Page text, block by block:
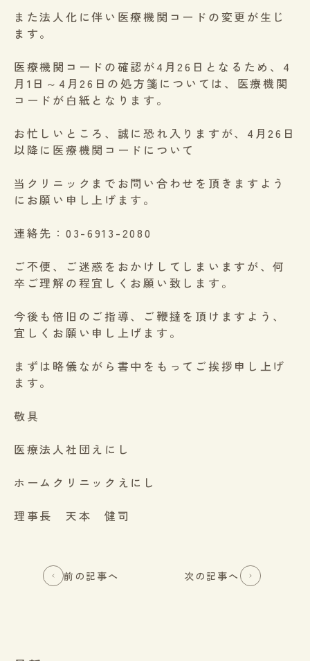
また法人化に伴い医療機関コードの変更が生じ
ます。
医療機関コードの確認が4月26日となるため、4
月1日～4月26日の処方箋については、医療機関
コードが白紙となります。
お忙しいところ、誠に恐れ入りますが、4月26日
以降に医療機関コードについて
当クリニックまでお問い合わせを頂きますよう
にお願い申し上げます。
連絡先：03-6913-2080
ご不便、ご迷惑をおかけしてしまいますが、何
卒ご理解の程宜しくお願い致します。
今後も倍旧のご指導、ご鞭撻を頂けますよう、
宜しくお願い申し上げます。
まずは略儀ながら書中をもってご挨拶申し上げ
ます。
敬具
医療法人社団えにし
ホームクリニックえにし
理事長 天本 健司
前の記事へ 次の記事へ